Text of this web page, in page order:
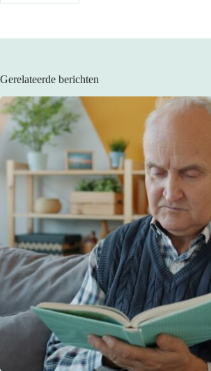
Gerelateerde berichten